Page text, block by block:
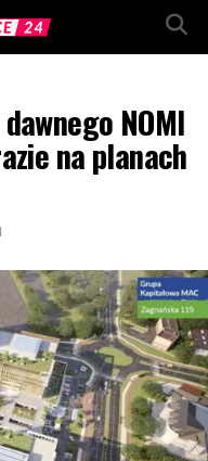
NOMI
na planach